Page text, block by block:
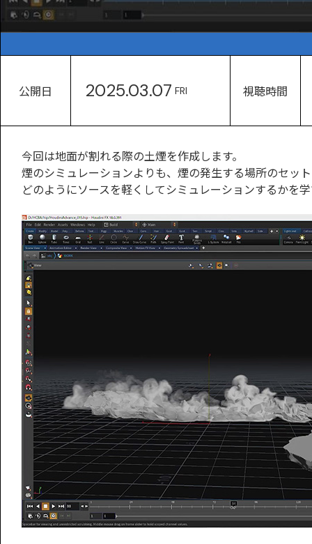
公開日 2025.03.07 FRI 視聴時間
今回は地面が割れる際の土煙を作成します。
煙のシミュレーションよりも、煙の発生する場所のセッ
どのようにソースを軽くしてシミュレーションするかを